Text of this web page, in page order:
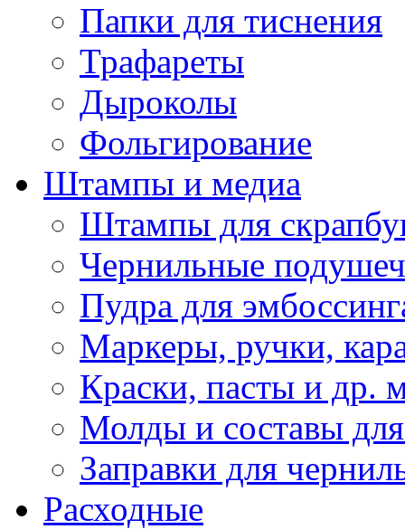
Папки для тиснения
Трафареты
Дыроколы
Фольгирование
Штампы и медиа
Штампы для
Чернильные
Пудра для
Маркеры, ручки,
Краски, пасты и др.
Молды и составы
Заправки для
Расходные